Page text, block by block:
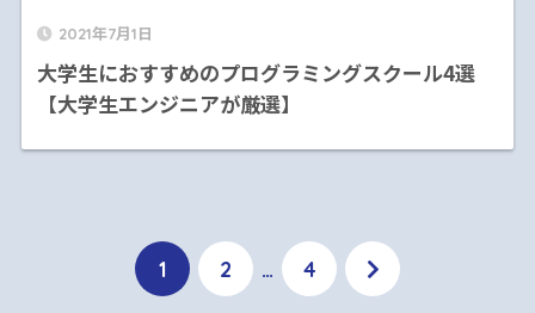
2021年7月1日
大学生におすすめのプログラミングスクール4選
【大学生エンジニアが厳選】
1 2 … 4